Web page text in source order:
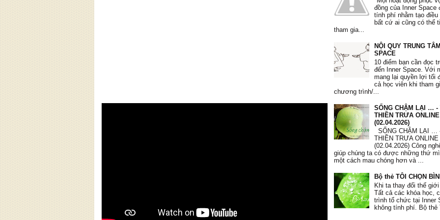
Tôi yêu bản thân tôi."
Phi Yến, 36 tuổi
"Tôi học được nhiều phương
nâng cao lòng quí trọng bản
dụng phương pháp 10’ mỗi sáng
Tôi biết đối mặt với những thất bại,
biếm và những thói quen xấu. Tôi
quí mình hơn, quan tâm và dành
chăm sóc bản thân."
Mạnh Hà, 26 tuổi
"Từ khi tham gia khoá học, em
sâu sắc hơn mình đang tự huỷ
thui chột đi những giá trị vốn có
Qua các bài tập, các tấm thẻ giá
thuật toán, trắc nghiệm, em hiểu
đồng của Inner Space
tính phí nhằm tạo điều
bất cứ ai cũng có thể
tham gia...
NỘI QUY TRUNG
SPACE
10 điểm bạn cần đọc
đến Inner Space. Với
mang lại quyền lợi tối
cả học viên khi tham
chương trình/...
SỐNG CHẬM LẠI … -
THIỀN TRƯA ONLINE
(02.04.2026)
SỐNG CHẬM LẠI …
THIỀN TRƯA ONLINE
(02.04.2026) Công
giúp chúng ta có được những thứ
một cách mau chóng hơn và ...
Bộ thẻ TÔI CHỌN
Khi ta thay đổi thế giới
Tất cả các khóa học,
trình tổ chức tại Inner
không tính phí. Bộ thẻ